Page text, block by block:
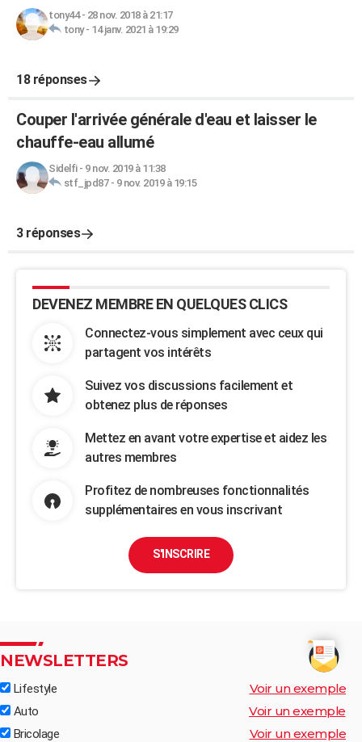
tony44- 28 nov. 2018 à 21:17
tony- 14 janv. 2021 à 19:29
18 réponses
Couper l'arrivée générale d'eau et laisser le
chauffe-eau allumé
Sidelfi- 9 nov. 2019 à 11:38
stf_jpd87- 9 nov. 2019 à 19:15
3 réponses
DEVENEZ MEMBRE EN QUELQUES CLICS
Connectez-vous simplement avec ceux qui
partagent vos intérêts
Suivez vos discussions facilement et
obtenez plus de réponses
Mettez en avant votre expertise et aidez les
autres membres
Profitez de nombreuses fonctionnalités
supplémentaires en vous inscrivant
S'INSCRIRE
NEWSLETTERS
Lifestyle Voir un exemple
Auto Voir un exemple
Bricolage Voir un exemple